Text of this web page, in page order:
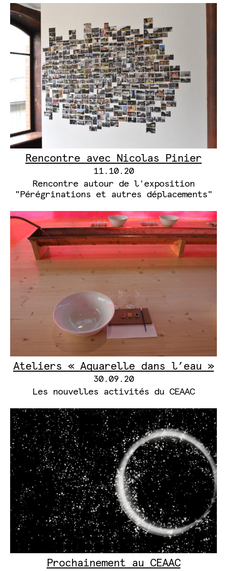
Rencontre avec Nicolas Pinier
11.10.20
Rencontre autour de l'exposition
"Pérégrinations et autres déplacements"
Ateliers « Aquarelle dans l’eau »
30.09.20
Les nouvelles activités du CEAAC
Prochainement au CEAAC